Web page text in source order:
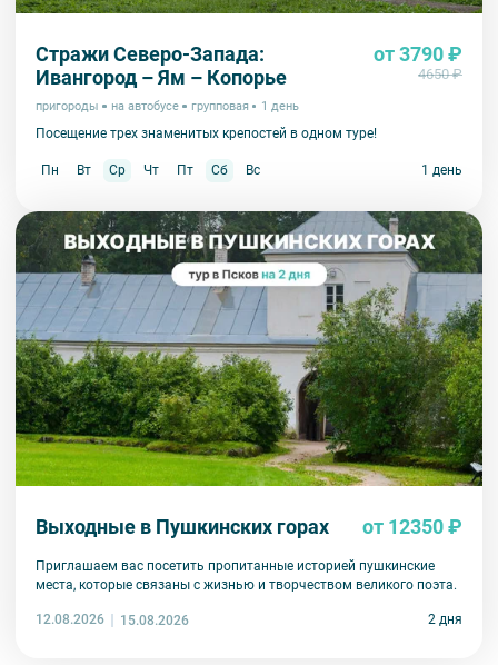
Стражи Северо-Запада:
Ивангород – Ям – Копорье
от 3790 ₽
4650 ₽
пригороды на автобусе групповая 1 день
Посещение трех знаменитых крепостей в одном туре!
Пн Вт Ср Чт Пт Сб Вс 1 день
Выходные в Пушкинских горах от 12350 ₽
Приглашаем вас посетить пропитанные историей пушкинские
места, которые связаны с жизнью и творчеством великого поэта.
12.08.2026 15.08.2026 2 дня